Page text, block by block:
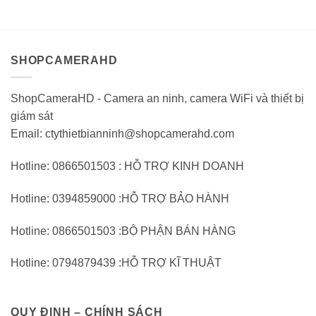
SHOPCAMERAHD
ShopCameraHD - Camera an ninh, camera WiFi và thiết bị
giám sát
Email: ctythietbianninh@shopcamerahd.com
Hotline: 0866501503 : HỖ TRỢ KINH DOANH
Hotline: 0394859000 :HỖ TRỢ BẢO HÀNH
Hotline: 0866501503 :BỘ PHẬN BÁN HÀNG
Hotline: 0794879439 :HỖ TRỢ KĨ THUẬT
QUY ĐỊNH – CHÍNH SÁCH